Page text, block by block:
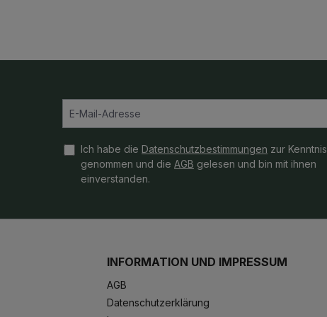
Ich habe die Datenschutzbestimmungen zur Kenntnis
genommen und die AGB gelesen und bin mit ihnen
einverstanden.
INFORMATION UND IMPRESSUM
AGB
Datenschutzerklärung